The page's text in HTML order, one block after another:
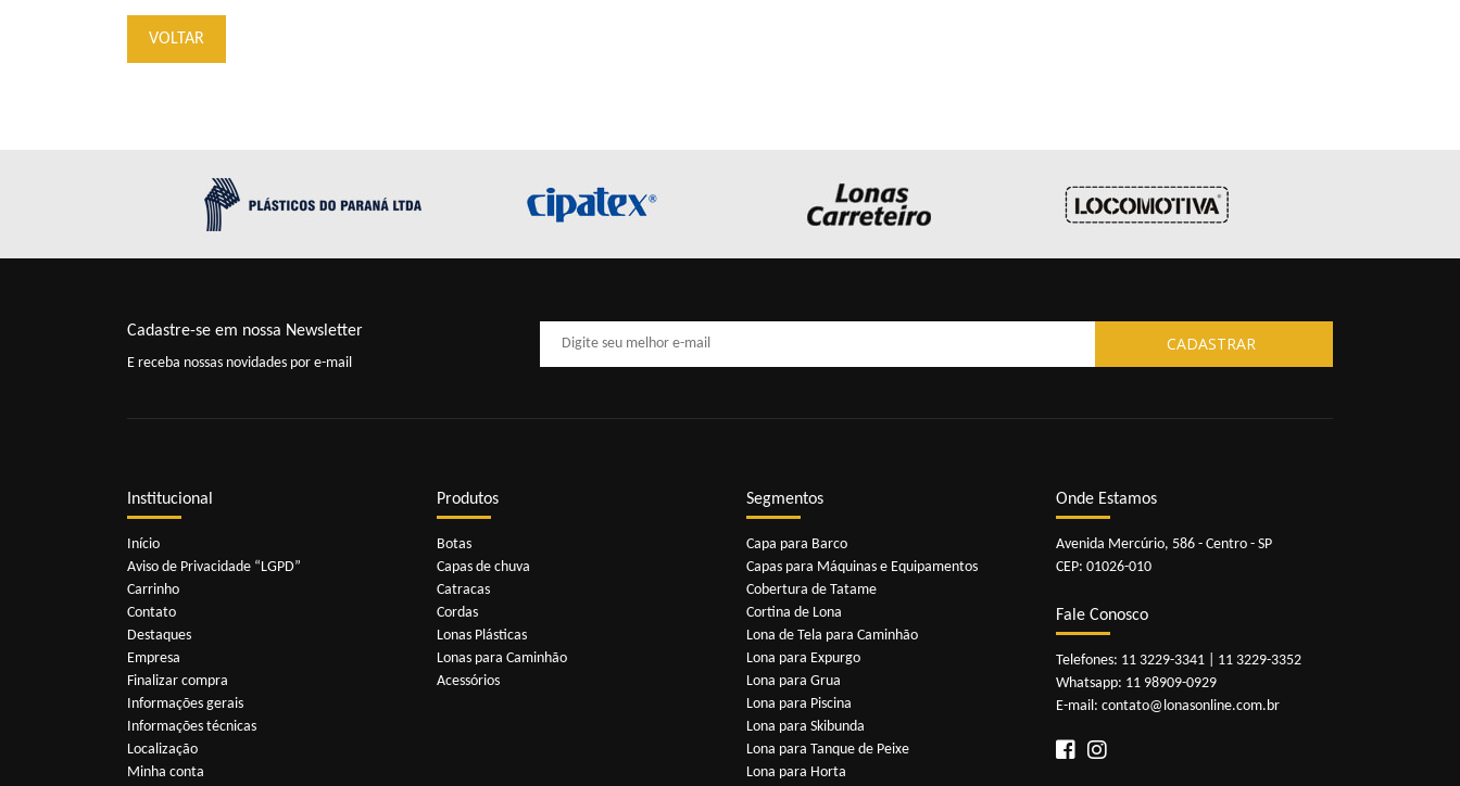
VOLTAR
Cadastre-se em nossa Newsletter
E receba nossas novidades por e-mail
Institucional
Início
Aviso de Privacidade “LGPD”
Carrinho
Contato
Destaques
Empresa
Finalizar compra
Informações gerais
Informações técnicas
Localização
Minha conta
Produtos
Botas
Capas de chuva
Catracas
Cordas
Lonas Plásticas
Lonas para Caminhão
Acessórios
Segmentos
Capa para Barco
Capas para Máquinas e Equipamentos
Cobertura de Tatame
Cortina de Lona
Lona de Tela para Caminhão
Lona para Expurgo
Lona para Grua
Lona para Piscina
Lona para Skibunda
Lona para Tanque de Peixe
Lona para Horta
Onde Estamos
Avenida Mercúrio, 586 - Centro - SP
CEP: 01026-010
Fale Conosco
Telefones: 11 3229-3341
11 3229-3352
Whatsapp: 11 98909-0929
E-mail: contato@lonasonline.com.br